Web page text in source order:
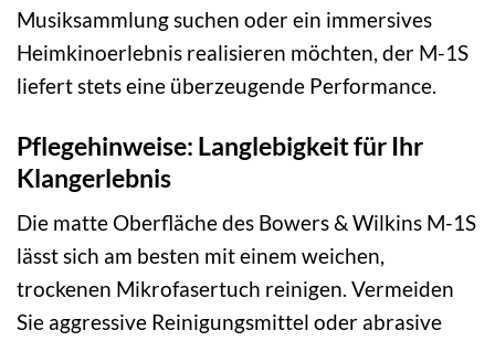
Musiksammlung suchen oder ein immersives
Heimkinoerlebnis realisieren möchten, der M-1S
liefert stets eine überzeugende Performance.
Pflegehinweise: Langlebigkeit für Ihr
Klangerlebnis
Die matte Oberfläche des Bowers & Wilkins M-1S
lässt sich am besten mit einem weichen,
trockenen Mikrofasertuch reinigen. Vermeiden
Sie aggressive Reinigungsmittel oder abrasive